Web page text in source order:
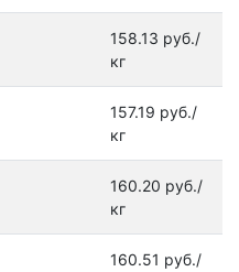
158.13 руб./
кг
157.19 руб./
кг
160.20 руб./
кг
160.51 руб./